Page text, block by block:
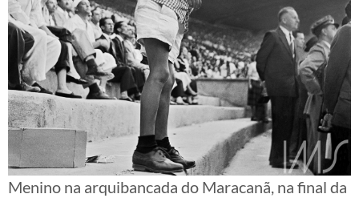
Menino na arquibancada do Maracanã, na final da